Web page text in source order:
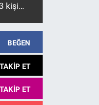
kişi
BEĞEN
TAKIP ET
TAKIP ET